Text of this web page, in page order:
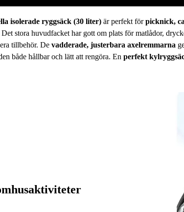
isolerade ryggsäck (30 liter)är perfekt förpicknick,
stora huvudfacket har gott om plats för matlådor,
tillbehör. De vadderade, justerbara axelremmarna
både hållbar och lätt att rengöra. En perfekt